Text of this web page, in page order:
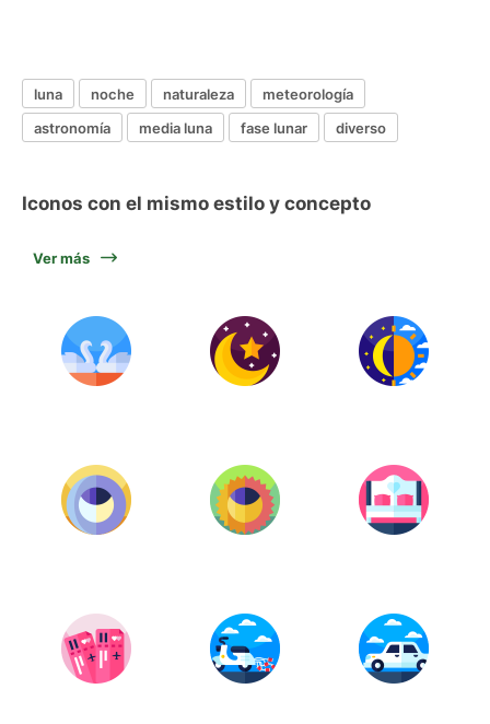
luna noche naturaleza
meteorología
astronomía
media luna fase lunar diverso
Iconos con el mismo estilo y concepto
Ver más